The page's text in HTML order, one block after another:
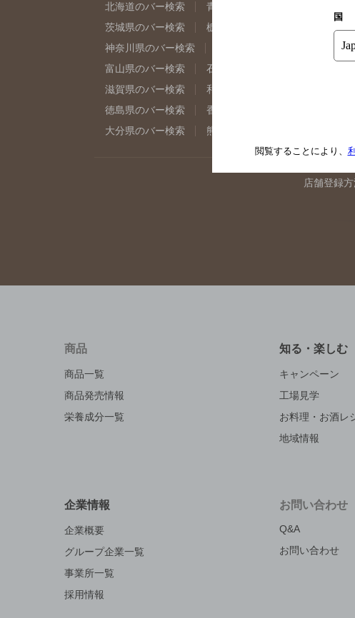
北海道のバー検索 青森県のバー検索
茨城県のバー検索
栃木県のバー検索
神奈川県のバー検索
埼玉県
富山県のバー検索
石川県のバー検索
滋賀県のバー検索
和歌山県のバー検索
徳島県のバー検索
香川県のバー検索
大分県のバー検索
熊本県のバー検索
店舗登録
商品
商品一覧
商品発売情報
栄養成分一覧
知る・楽しむ
キャンペーン
工場見学
お料理・お酒レ
地域情報
企業情報
企業概要
グループ企業一覧
事業所一覧
採用情報
お問い合わせ
Q&A
お問い合わせ
国
閲覧することにより、